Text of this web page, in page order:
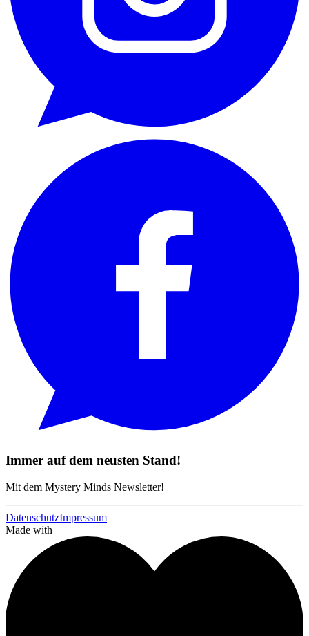
Immer auf dem neusten Stand!
Mit dem Mystery Minds Newsletter!
DatenschutzImpressum
Made with